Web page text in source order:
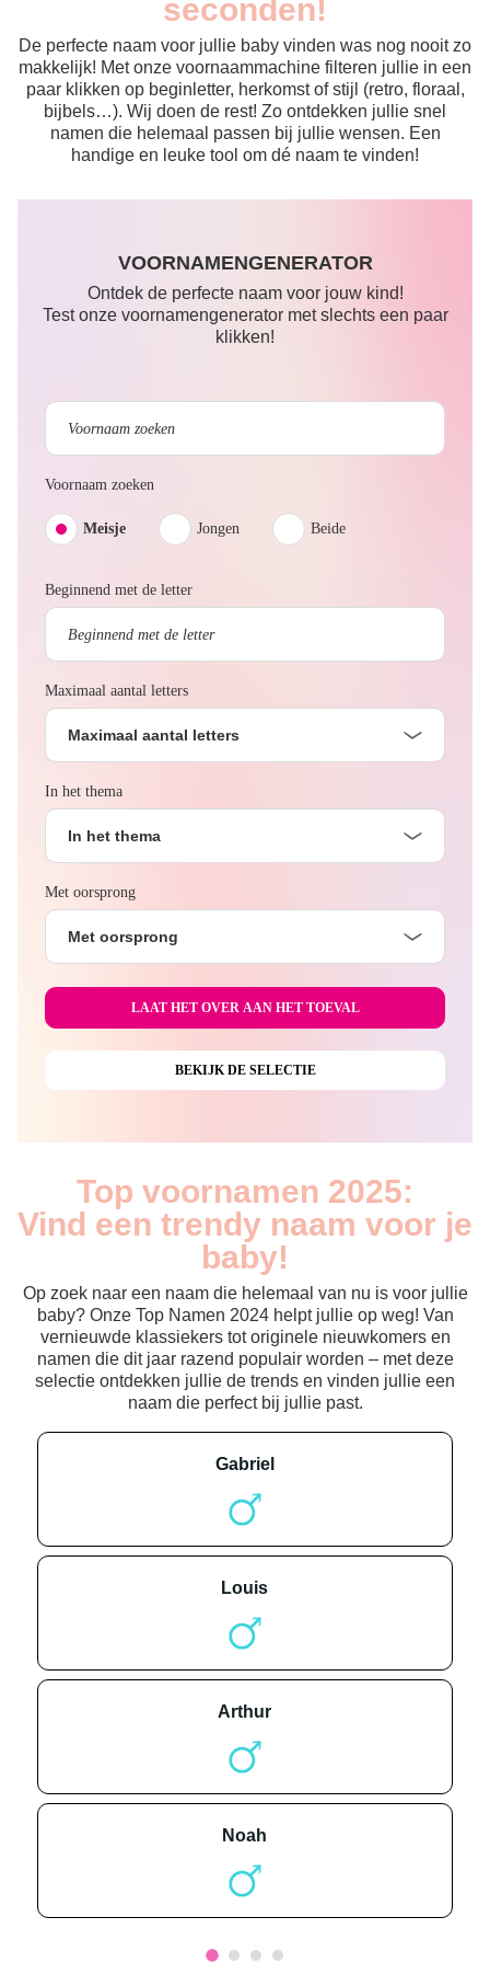
seconden!
De perfecte naam voor jullie baby vinden was nog nooit zo
makkelijk! Met onze voornaammachine filteren jullie in een
paar klikken op beginletter, herkomst of stijl (retro, floraal,
bijbels…). Wij doen de rest! Zo ontdekken jullie snel
namen die helemaal passen bij jullie wensen. Een
handige en leuke tool om dé naam te vinden!
VOORNAMENGENERATOR
Ontdek de perfecte naam voor jouw kind!
Test onze voornamengenerator met slechts een paar
klikken!
Voornaam zoeken
Meisje Jongen Beide
Beginnend met de letter
Maximaal aantal letters
Maximaal aantal letters
In het thema
In het thema
Met oorsprong
Met oorsprong
Top voornamen 2025:
Vind een trendy naam voor je
baby!
Op zoek naar een naam die helemaal van nu is voor jullie
baby? Onze Top Namen 2024 helpt jullie op weg! Van
vernieuwde klassiekers tot originele nieuwkomers en
namen die dit jaar razend populair worden – met deze
selectie ontdekken jullie de trends en vinden jullie een
naam die perfect bij jullie past.
gabriel
louis
arthur
noah